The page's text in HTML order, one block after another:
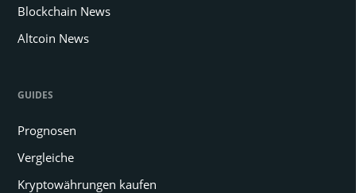
Blockchain News
Altcoin News
GUIDES
Prognosen
Vergleiche
Kryptowährungen kaufen